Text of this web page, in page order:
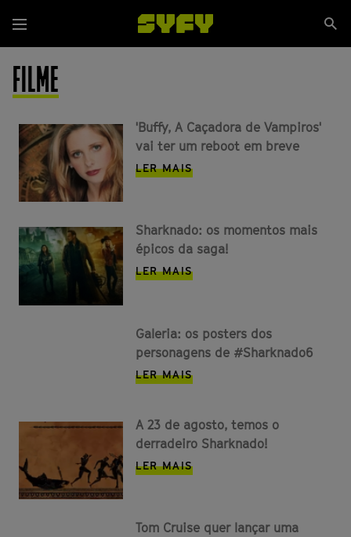
para
o
conteúdo
principal
Menu
FILME
'Buffy, A Caçadora de Vampiros'
vai ter um reboot em breve
LER MAIS
Sharknado: os momentos mais
épicos da saga!
LER MAIS
Galeria: os posters dos
personagens de #Sharknado6
LER MAIS
A 23 de agosto, temos o
derradeiro Sharknado!
LER MAIS
Tom Cruise quer lançar uma